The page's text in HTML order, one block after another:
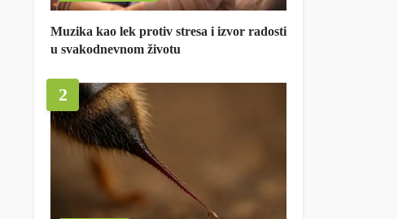
Muzika kao lek protiv stresa i izvor radosti
u svakodnevnom životu
2